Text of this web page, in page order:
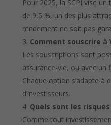
Pour 2025, la SCPI vise
de 9,5 %, un des plus
rendement ne soit pas
Comment souscrire à
Les souscriptions sont
assurance-vie, ou avec un
Chaque option s’adapte à
d’investisseurs.
Quels sont les
Comme tout